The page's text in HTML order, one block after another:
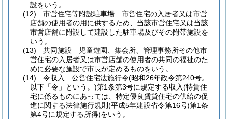
設をいう。
(12)
市営住宅等附設駐車場 市営住宅の入居者又は市営
店舗の使用者の用に供するため、当該市営住宅又は当該
市営店舗に附設して建設した駐車場及びその附帯施設を
いう。
(13)
共同施設 児童遊園、集会所、管理事務所その他市
営住宅の入居者又は市営店舗の使用者の共同の福祉のた
めに必要な施設で市長が定めるものをいう。
(14)
令収入 公営住宅法施行令(昭和26年政令第240号。
以下「令」という。)第1条第3号に規定する収入(特賃住
宅に係るものにあっては、特定優良賃貸住宅の供給の促
進に関する法律施行規則 (平成5年建設省令第16号)第1条
第4号に規定する所得)をいう。